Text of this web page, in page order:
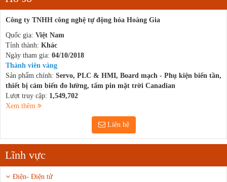
Công ty TNHH công nghệ tự động hóa Hoàng Gia
Quốc gia: Việt Nam
Tỉnh thành: Khác
Ngày tham gia: 04/10/2018
Thành viên vàng
Sản phẩm chính: Servo, PLC & HMI, Board mạch - Phụ kiện biến tần,
thiết bị cảm biến đo lường, tấm pin mặt trời Canadian
Lượt truy cập: 1,549,702
Xem thêm
Liên hệ
Lĩnh vực
Điện- Điện tử